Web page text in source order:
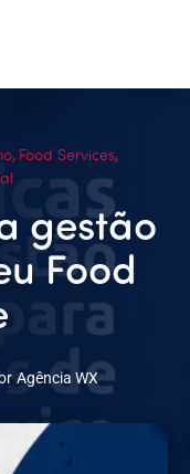
, Food Services,
gestão
Food
Agência WX